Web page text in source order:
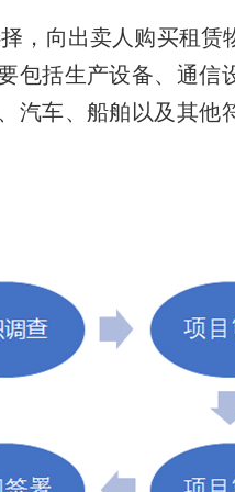
，向出卖人购买租赁
包括生产设备、通信
汽车、船舶以及其他